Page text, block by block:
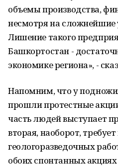
объемы производства,
несмотря на сложнейшие
Лишение такого
Башкортостан -
экономике региона», -
Напомним, что у
прошли протестные
часть людей выступает
вторая, наоборот,
геологоразведочных
обоих спонтанных